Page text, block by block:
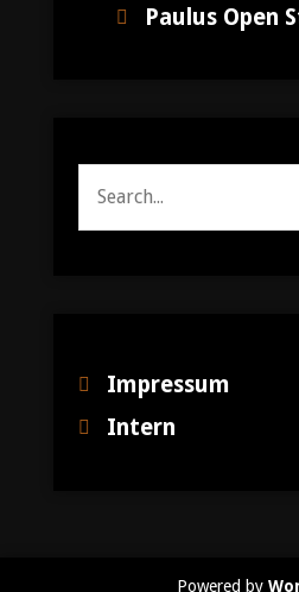
Paulus Open
Search
for:
Impressum
Intern
Powered by